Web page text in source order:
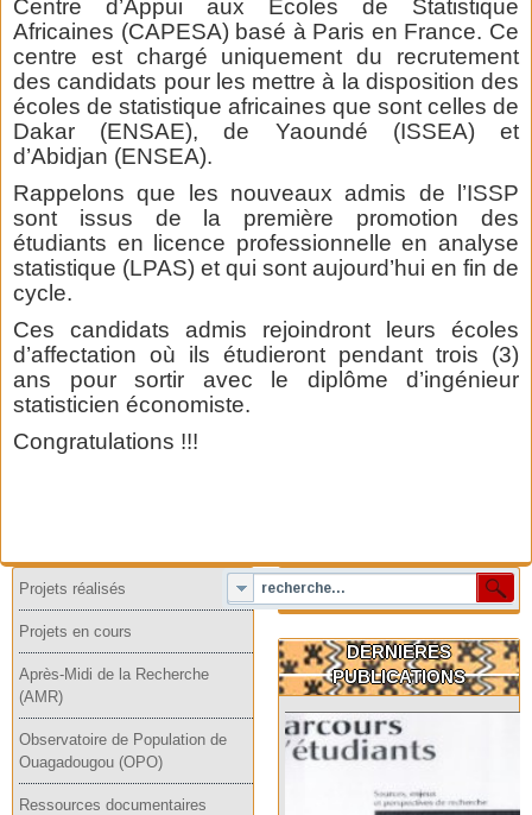
Centre d’Appui aux Ecoles de Statistique
Africaines (CAPESA) basé à Paris en France. Ce
centre est chargé uniquement du recrutement
des candidats pour les mettre à la disposition des
écoles de statistique africaines que sont celles de
Dakar (ENSAE), de Yaoundé (ISSEA) et
d’Abidjan (ENSEA).
Rappelons que les nouveaux admis de l’ISSP
sont issus de la première promotion des
étudiants en licence professionnelle en analyse
statistique (LPAS) et qui sont aujourd’hui en fin de
cycle.
Ces candidats admis rejoindront leurs écoles
d’affectation où ils étudieront pendant trois (3)
ans pour sortir avec le diplôme d’ingénieur
statisticien économiste.
Congratulations !!!
Projets réalisés
Projets en cours
Après-Midi de la Recherche
(AMR)
Observatoire de Population de
Ouagadougou (OPO)
Ressources documentaires
DERNIERES
PUBLICATIONS